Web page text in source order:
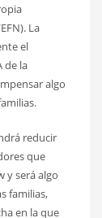
La
el
de la
algo
reducir
que
y será algo
familias,
en la que